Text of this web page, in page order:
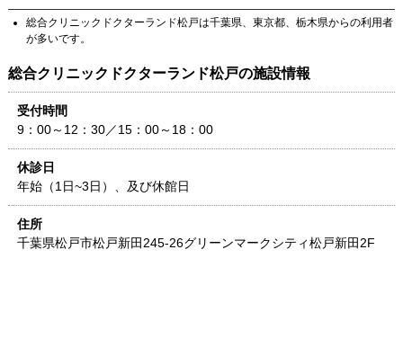
総合クリニックドクターランド松戸は千葉県、 東京都、 栃木県からの利用者
が多いです。
総合クリニックドクターランド松戸の施設情報
受付時間
9：00～12：30／15：00～18：00
休診日
年始（1日~3日）、及び休館日
住所
千葉県松戸市松戸新田245-26グリーンマークシティ松戸新田2F